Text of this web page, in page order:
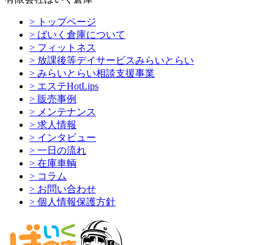
> トップページ
> ばいく倉庫について
> フィットネス
> 放課後等デイサービスみらいとらい
> みらいとらい相談支援事業
> エステHotLips
> 販売事例
> メンテナンス
> 求人情報
> インタビュー
> 一日の流れ
> 在庫車輌
> コラム
> お問い合わせ
> 個人情報保護方針